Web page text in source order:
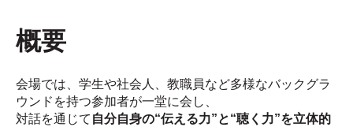
概要
会場では、学生や社会人、教職員など多様なバックグラ
ウンドを持つ参加者が一堂に会し、
対話を通じて 自分自身の“伝える力”と“聴く力”を立体的